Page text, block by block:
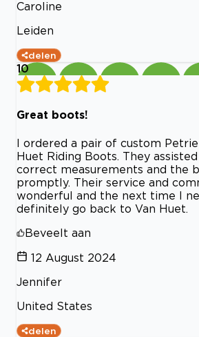
Caroline
Leiden
delen
10
Great boots!
I ordered a pair of custom
Huet Riding Boots. They
correct measurements and the
promptly. Their service and
wonderful and the next time I
definitely go back to Van Huet.
Beveelt aan
12 August 2024
Jennifer
United States
delen